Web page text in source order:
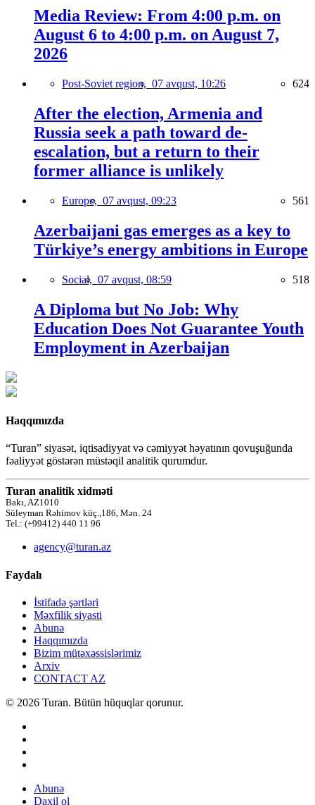
Media Review: From 4:00 p.m. on
August 6 to 4:00 p.m. on August 7,
2026
Post-Soviet region, 07 avqust, 10:26 624
After the election, Armenia and
Russia seek a path toward de-
escalation, but a return to their
former alliance is unlikely
Europe, 07 avqust, 09:23 561
Azerbaijani gas emerges as a key to
Türkiye’s energy ambitions in Europe
Social, 07 avqust, 08:59 518
A Diploma but No Job: Why
Education Does Not Guarantee Youth
Employment in Azerbaijan
Haqqımızda
“Turan” siyasət, iqtisadiyyat və cəmiyyət həyatının qovuşuğunda
fəaliyyət göstərən müstəqil analitik qurumdur.
Turan analitik xidməti
Bakı, AZ1010
Süleyman Rəhimov küç.,186, Mən. 24
Tel.: (+99412) 440 11 96
agency@turan.az
Faydalı
İstifadə şərtləri
Məxfilik siyasti
Abunə
Haqqımızda
Bizim mütəxəssislərimiz
Arxiv
CONTACT AZ
© 2026 Turan. Bütün hüquqlar qorunur.
Abunə
Daxil ol